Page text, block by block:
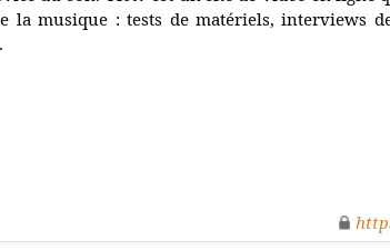
la musique : tests de matériels, interviews